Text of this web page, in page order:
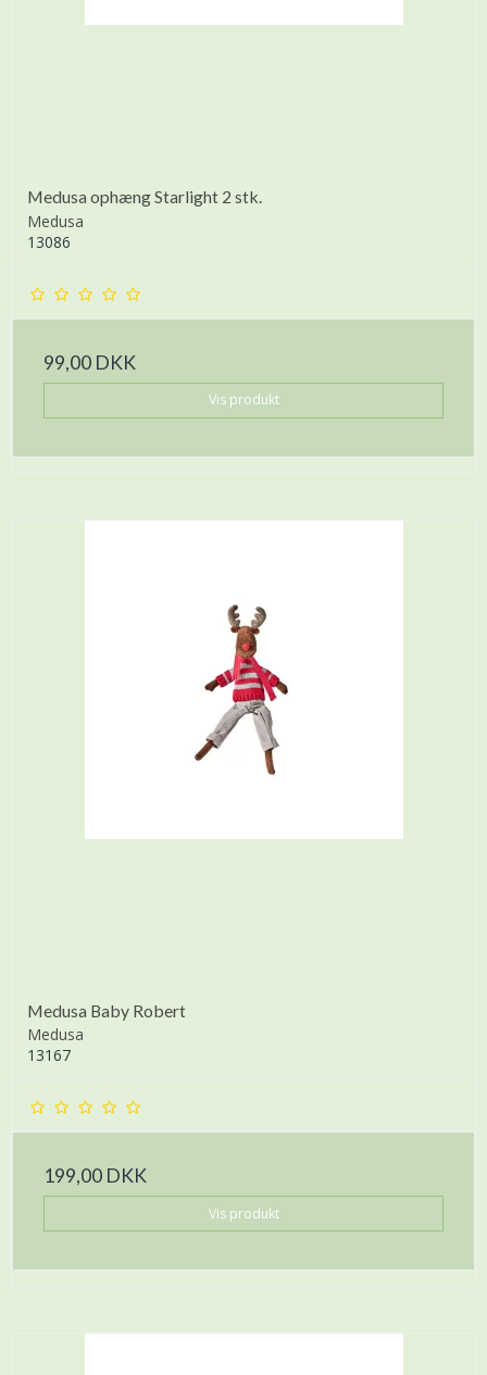
Medusa ophæng Starlight 2 stk.
Medusa
13086
99,00 DKK
Vis produkt
Medusa Baby Robert
Medusa
13167
199,00 DKK
Vis produkt